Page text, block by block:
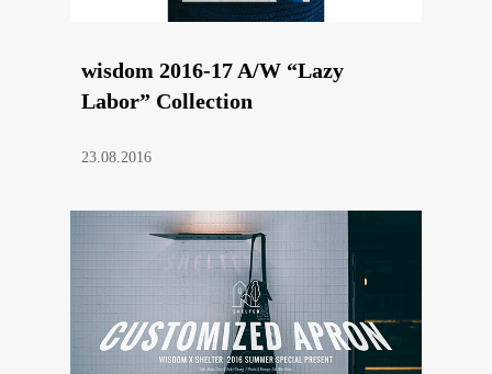
wisdom 2016-17 A/W “Lazy
Labor” Collection
23.08.2016